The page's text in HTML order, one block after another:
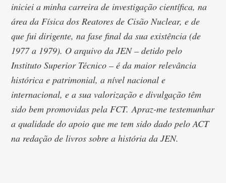
iniciei a minha carreira de investigação científica, na
área da Física dos Reatores de Cisão Nuclear, e de
que fui dirigente, na fase final da sua existência (de
1977 a 1979). O arquivo da JEN – detido pelo
Instituto Superior Técnico – é da maior relevância
histórica e patrimonial, a nível nacional e
internacional, e a sua valorização e divulgação têm
sido bem promovidas pela FCT. Apraz-me testemunhar
a qualidade do apoio que me tem sido dado pelo ACT
na redação de livros sobre a história da JEN.